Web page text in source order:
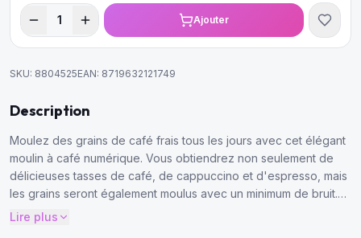
1 Ajouter
SKU: 8804525EAN: 8719632121749
Description
Moulez des grains de café frais tous les jours avec cet élégant
moulin à café numérique. Vous obtiendrez non seulement de
délicieuses tasses de café, de cappuccino et d'espresso, mais
les grains seront également moulus avec un minimum de bruit.
Le niveau de mouture du moulin à café est variable et vous
Lire plus